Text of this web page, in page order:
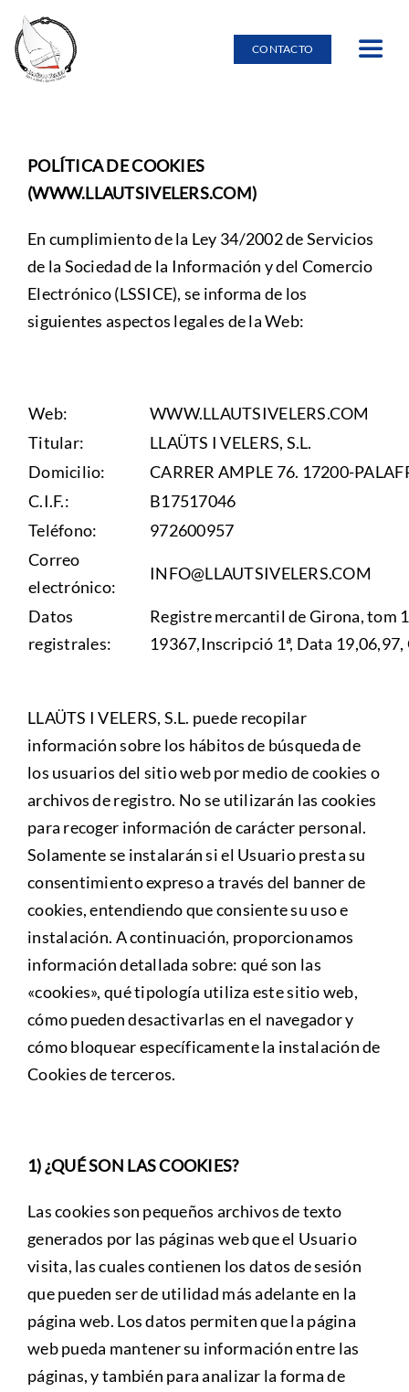
Saltar
contenido
CONTACTO
Toggle
Alquiler de embarcaciones
Burricleta
Entorno natural en Palamós
Preguntas frecuentes
POLÍTICA DE COOKIES
(WWW.LLAUTSIVELERS.COM)
En cumplimiento de la Ley 34/2002 de Servicios
de la Sociedad de la Información y del Comercio
Electrónico (LSSICE), se informa de los
siguientes aspectos legales de la Web:
Web:
WWW.LLAUTSIVELERS.COM
Titular:
LLAÜTS I VELERS, S.L.
Domicilio:
CARRER AMPLE 76. 17200-
C.I.F.:
B17517046
Teléfono:
972600957
Correo
electrónico:
INFO@LLAUTSIVELERS.COM
Datos
registrales:
Registre mercantil de Girona, tom
19367,Inscripció 1ª, Data
LLAÜTS I VELERS, S.L. puede recopilar
información sobre los hábitos de búsqueda de
los usuarios del sitio web por medio de cookies o
archivos de registro. No se utilizarán las cookies
para recoger información de carácter personal.
Solamente se instalarán si el Usuario presta su
consentimiento expreso a través del banner de
cookies, entendiendo que consiente su uso e
instalación. A continuación, proporcionamos
información detallada sobre: qué son las
«cookies», qué tipología utiliza este sitio web,
cómo pueden desactivarlas en el navegador y
cómo bloquear específicamente la instalación de
Cookies de terceros.
1) ¿QUÉ SON LAS COOKIES?
Las cookies son pequeños archivos de texto
generados por las páginas web que el Usuario
visita, las cuales contienen los datos de sesión
que pueden ser de utilidad más adelante en la
página web. Los datos permiten que la página
web pueda mantener su información entre las
páginas, y también para analizar la forma de